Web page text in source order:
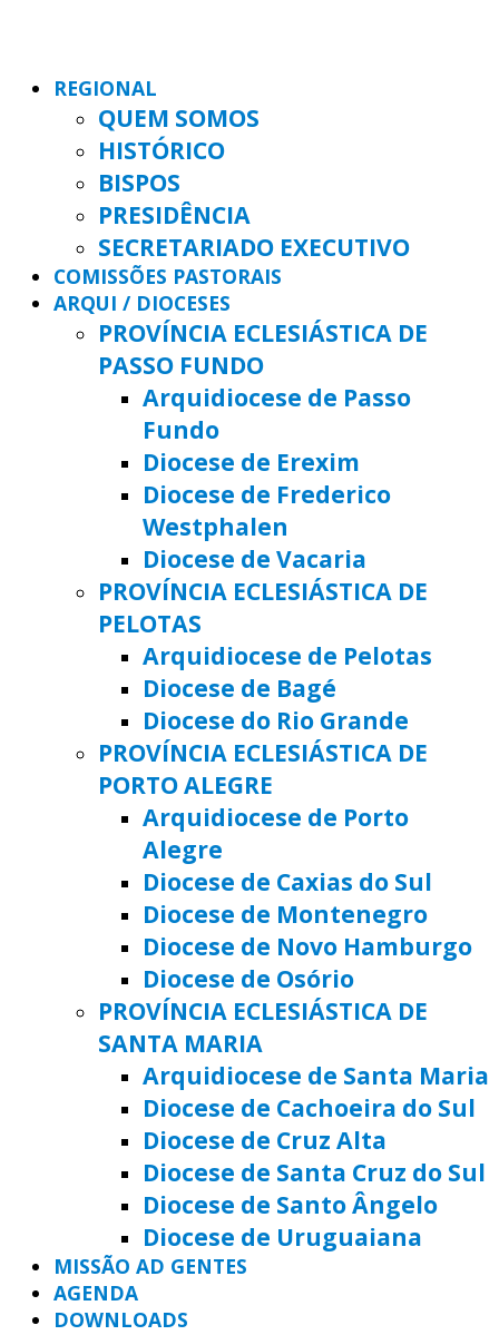
REGIONAL
QUEM SOMOS
HISTÓRICO
BISPOS
PRESIDÊNCIA
SECRETARIADO EXECUTIVO
COMISSÕES PASTORAIS
ARQUI / DIOCESES
PROVÍNCIA ECLESIÁSTICA DE
PASSO FUNDO
Arquidiocese de Passo
Fundo
Diocese de Erexim
Diocese de Frederico
Westphalen
Diocese de Vacaria
PROVÍNCIA ECLESIÁSTICA DE
PELOTAS
Arquidiocese de Pelotas
Diocese de Bagé
Diocese do Rio Grande
PROVÍNCIA ECLESIÁSTICA DE
PORTO ALEGRE
Arquidiocese de Porto
Alegre
Diocese de Caxias do Sul
Diocese de Montenegro
Diocese de Novo Hamburgo
Diocese de Osório
PROVÍNCIA ECLESIÁSTICA DE
SANTA MARIA
Arquidiocese de Santa Maria
Diocese de Cachoeira do Sul
Diocese de Cruz Alta
Diocese de Santa Cruz do Sul
Diocese de Santo Ângelo
Diocese de Uruguaiana
MISSÃO AD GENTES
AGENDA
DOWNLOADS